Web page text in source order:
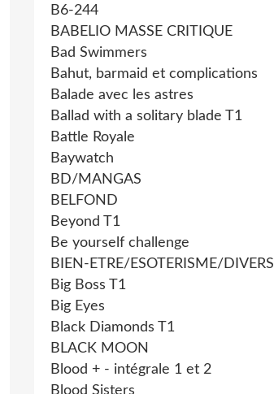
B6-244
BABELIO MASSE CRITIQUE
Bad Swimmers
Bahut, barmaid et complications
Balade avec les astres
Ballad with a solitary blade T1
Battle Royale
Baywatch
BD/MANGAS
BELFOND
Beyond T1
Be yourself challenge
BIEN-ETRE/ESOTERISME/DIVERS
Big Boss T1
Big Eyes
Black Diamonds T1
BLACK MOON
Blood + - intégrale 1 et 2
Blood Sisters